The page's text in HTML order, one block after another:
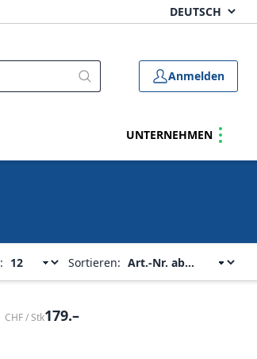
Anmelden
UNTERNEHMEN
Sortieren:
CHF / Stk179.–